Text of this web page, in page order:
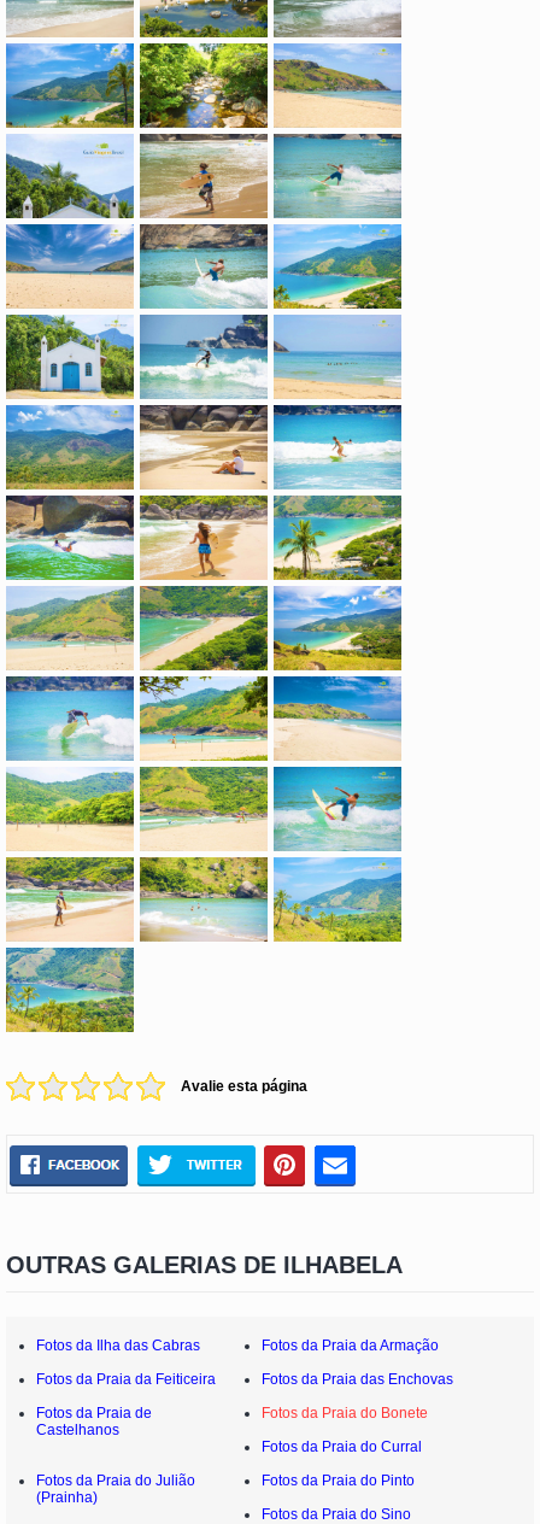
Avalie esta página
OUTRAS GALERIAS DE ILHABELA
Fotos da Ilha das Cabras
Fotos da Praia da Armação
Fotos da Praia da Feiticeira
Fotos da Praia das Enchovas
Fotos da Praia de
Castelhanos
Fotos da Praia do Bonete
Fotos da Praia do Curral
Fotos da Praia do Julião
(Prainha)
Fotos da Praia do Pinto
Fotos da Praia do Sino